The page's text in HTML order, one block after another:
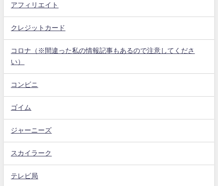
アフィリエイト
クレジットカード
コロナ（※間違った私の情報記事もあるので注意してくださ
い）
コンビニ
ゴイム
ジャーニーズ
スカイラーク
テレビ局